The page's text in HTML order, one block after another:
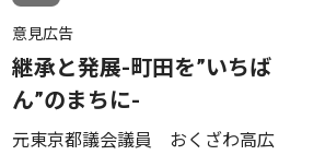
意見広告
継承と発展-町田を”いちば
ん”のまちに-
元東京都議会議員 おくざわ高広